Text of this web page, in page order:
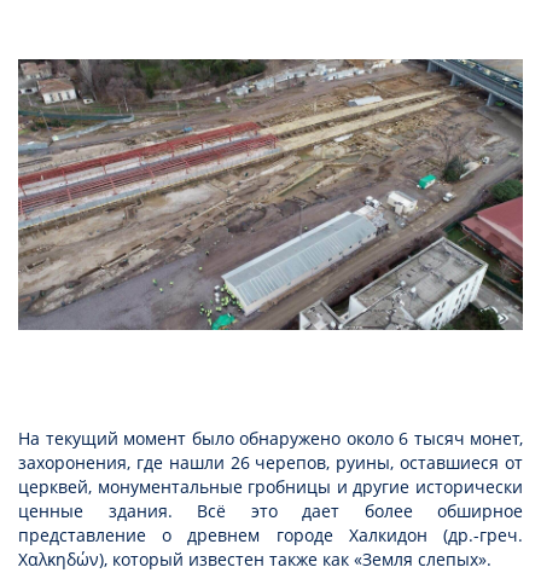
На текущий момент было обнаружено около 6 тысяч монет,
захоронения, где нашли 26 черепов, руины, оставшиеся от
церквей, монументальные гробницы и другие исторически
ценные здания. Всё это дает более обширное
представление о древнем городе Халкидон (др.-греч.
Χαλκηδών), который известен также как «Земля слепых».